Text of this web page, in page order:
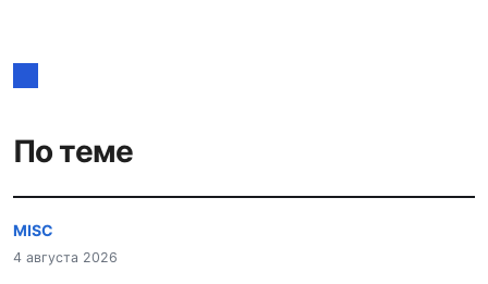
По теме
MISC
4 августа 2026